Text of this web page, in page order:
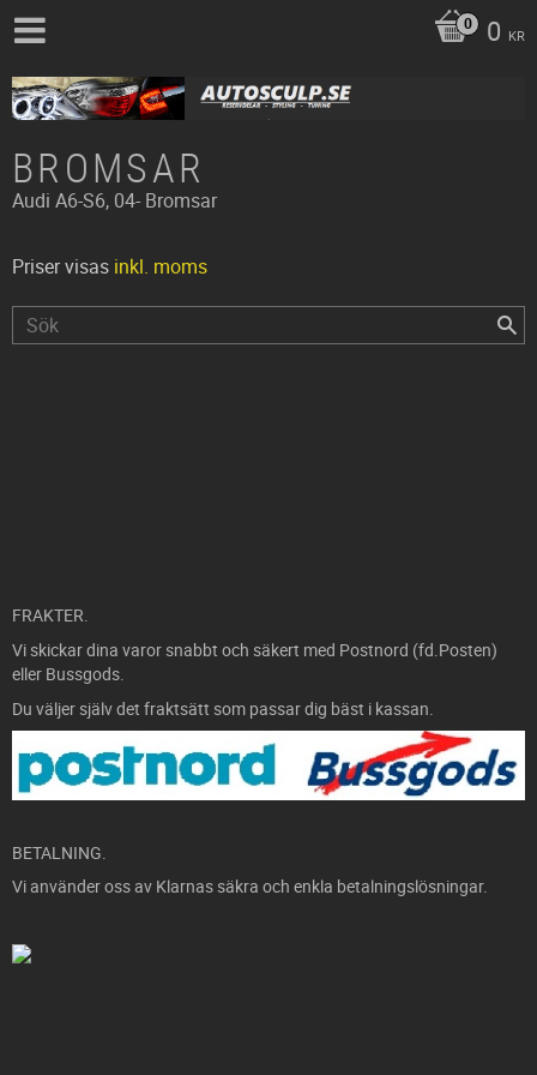
0 KR
BROMSAR
Audi A6-S6, 04- Bromsar
Priser visas inkl. moms
FRAKTER.
Vi skickar dina varor snabbt och säkert med Postnord (fd.Posten)
eller Bussgods.
Du väljer själv det fraktsätt som passar dig bäst i kassan.
BETALNING.
Vi använder oss av Klarnas säkra och enkla betalningslösningar.